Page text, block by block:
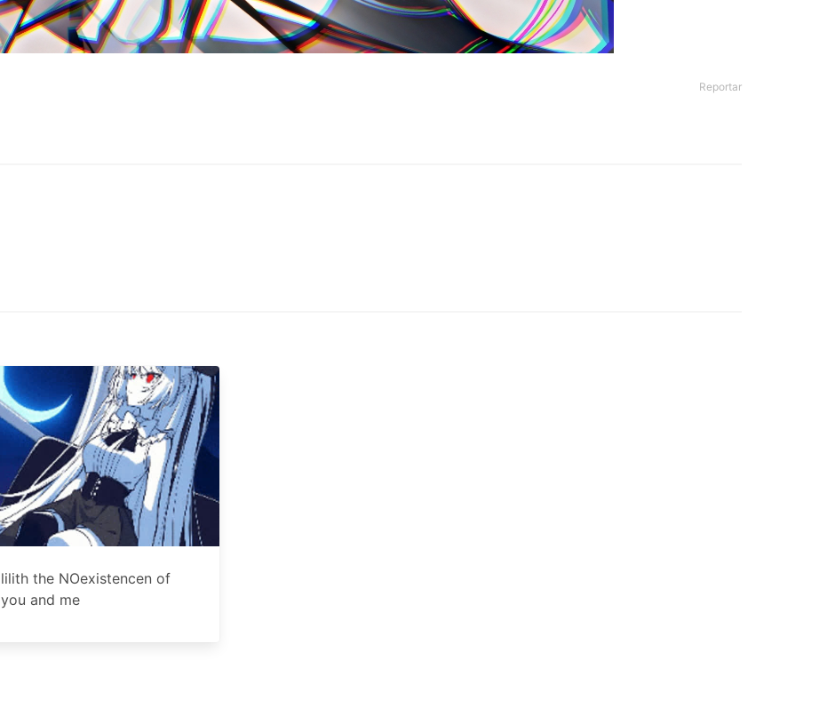
Reportar
lilith the NOexistencen of
you and me